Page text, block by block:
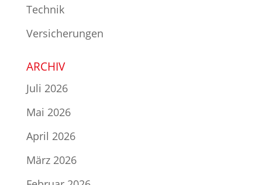
Technik
Versicherungen
ARCHIV
Juli 2026
Mai 2026
April 2026
März 2026